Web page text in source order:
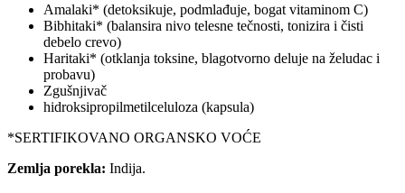
Amalaki* (detoksikuje, podmlađuje, bogat vitaminom C)
Bibhitaki* (balansira nivo telesne tečnosti, tonizira i čisti
debelo crevo)
Haritaki* (otklanja toksine, blagotvorno deluje na želudac i
probavu)
Zgušnjivač
hidroksipropilmetilceluloza (kapsula)
*SERTIFIKOVANO ORGANSKO VOĆE
Zemlja porekla: Indija.